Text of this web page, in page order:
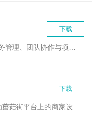
下载
下载